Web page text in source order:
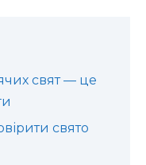
свят — це
свято